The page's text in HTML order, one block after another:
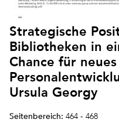
Strategische
Bibliotheken in
Chance für
Ursula Georgy
Seitenbereich: 464 - 468